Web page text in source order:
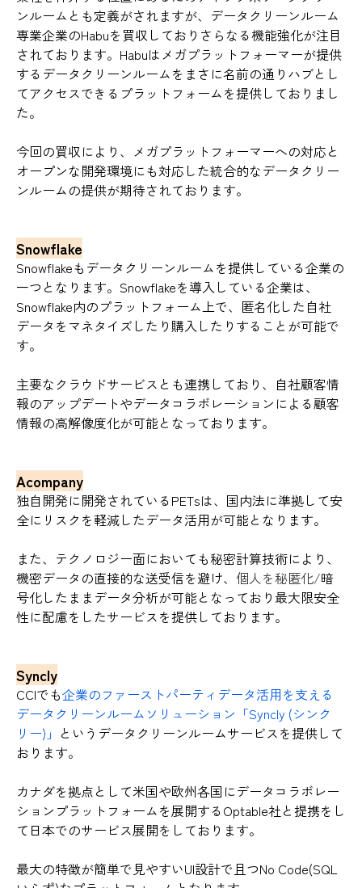
ンルームとも定義がされますが、データクリーンルーム
専業企業のHabuを買収しておりさらなる機能強化が注目
されております。Habuはメガプラットフォーマーが提供
するデータクリーンルームをまさに名前の通りハブとし
てアクセスできるプラットフォームを提供しておりまし
た。
今回の買収により、メガプラットフォーマーへの対応と
オープンな開発環境にも対応した統合的なデータクリー
ンルームの提供が期待されております。
Snowflake
Snowflakeもデータクリーンルームを提供している企業の
一つとなります。Snowflakeを導入している企業は、
Snowflake内のプラットフォーム上で、匿名化した自社
データをマネタイズしたり購入したりすることが可能で
す。
主要なクラウドサービスとも連携しており、自社顧客情
報のアップデートやデータコラボレーションによる顧客
情報の高解像度化が可能となっております。
Acompany
独自開発に開発されているPETsは、国内法に準拠して安
全にリスクを軽減したデータ活用が可能となります。
また、テクノロジー面においても秘密計算技術により、
機密データの直接的な送受信を避け、 個人を秘匿化/暗
号化したままデータ分析が可能となっており最大限安全
性に配慮をしたサービスを提供しております。
Syncly
CCIでも企業のファーストパーティデータ活用を支える
データクリーンルームソリューション「Syncly (シンク
リー)」 というデータクリーンルームサービスを提供して
おります。
カナダを拠点として米国や欧州各国にデータコラボレー
ションプラットフォームを展開するOptable社と提携をし
て日本でのサービス展開をしております。
最大の特徴が簡単で見やすいUI設計で且つNo Code(SQL